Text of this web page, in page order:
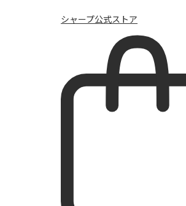
シャープ公式ストア